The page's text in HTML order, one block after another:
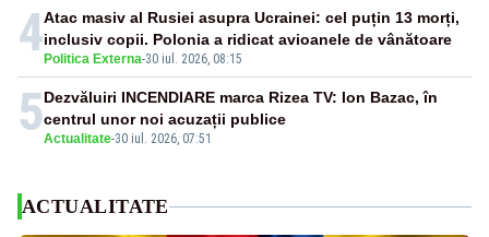
4 Politica Externa-30 iul. 2026, 08:15
Atac masiv al Rusiei asupra Ucrainei: cel puțin 13 morți,
inclusiv copii. Polonia a ridicat avioanele de vânătoare
5Actualitate-30 iul. 2026, 07:51
Dezvăluiri INCENDIARE marca Rizea TV: Ion Bazac, în
centrul unor noi acuzații publice
ACTUALITATE